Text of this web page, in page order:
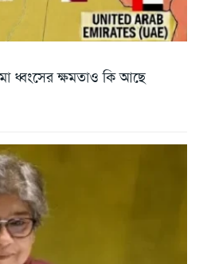
ধ্বংসের ক্ষমতাও কি আছে